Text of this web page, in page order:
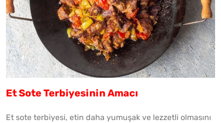
Et Sote Terbiyesinin Amacı
Et sote terbiyesi, etin daha yumuşak ve lezzetli olmasını